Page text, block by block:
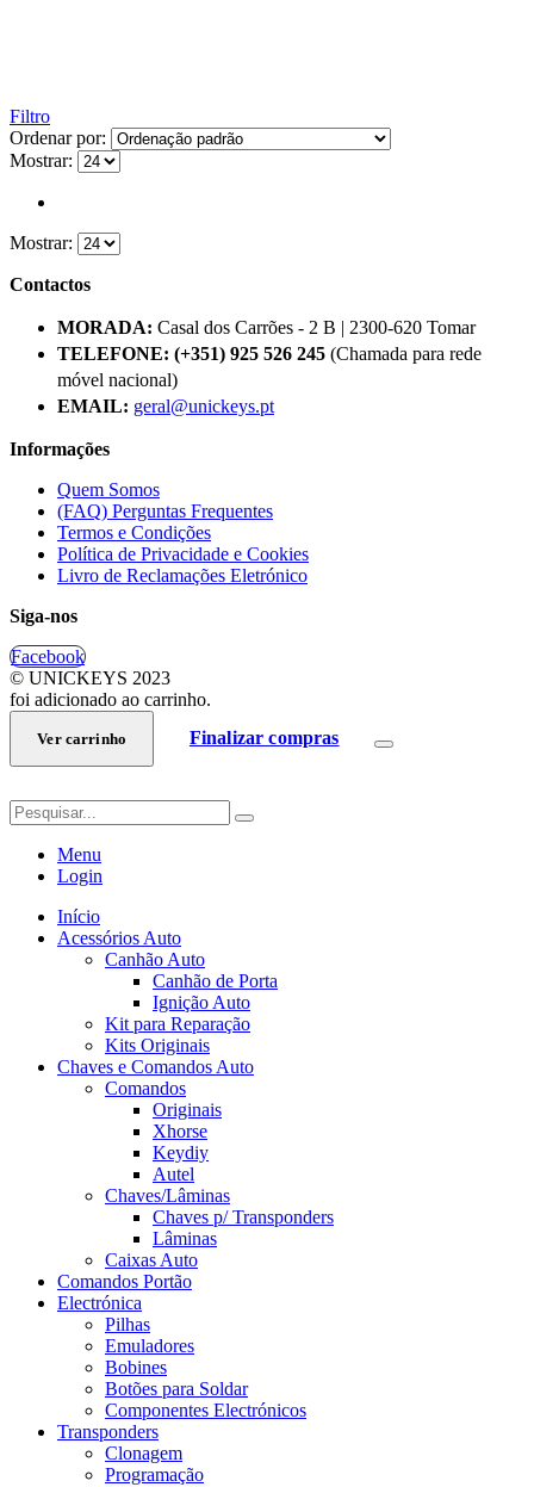
Filtro
Ordenar por:
Mostrar:
Mostrar:
Contactos
MORADA: Casal dos Carrões - 2 B | 2300-620 Tomar
TELEFONE: (+351) 925 526 245 (Chamada para rede
móvel nacional)
EMAIL: geral@unickeys.pt
Informações
Quem Somos
(FAQ) Perguntas Frequentes
Termos e Condições
Política de Privacidade e Cookies
Livro de Reclamações Eletrónico
Siga-nos
Facebook
© UNICKEYS 2023
foi adicionado ao carrinho.
Ver carrinho Finalizar compras
Menu
Login
Início
Acessórios Auto
Canhão Auto
Canhão de Porta
Ignição Auto
Kit para Reparação
Kits Originais
Chaves e Comandos Auto
Comandos
Originais
Xhorse
Keydiy
Autel
Chaves/Lâminas
Chaves p/ Transponders
Lâminas
Caixas Auto
Comandos Portão
Electrónica
Pilhas
Emuladores
Bobines
Botões para Soldar
Componentes Electrónicos
Transponders
Clonagem
Programação